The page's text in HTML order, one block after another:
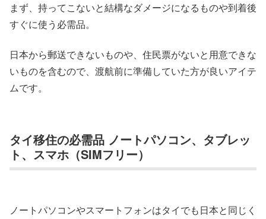
まず、持ってこないと結構なダメージになるものや到着後
すぐに使う必需品。
日本から郵送できないものや、住民票がないと用意できな
いものを含むので、渡航前に準備していた方が良いアイテ
ムです。
タイ移住の必需品 ノートパソコン、タブレッ
ト、スマホ（SIMフリー）
ノートパソコンやスマートフォンはタイでも日本と同じく